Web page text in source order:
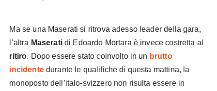
Ma se una Maserati si ritrova adesso leader della gara,
l’altra Maseratidi Edoardo Mortara è invece costretta al
ritiro. Dopo essere stato coinvolto in un brutto
incidentedurante le qualifiche di questa mattina, la
monoposto dell’italo-svizzero non risulta essere in